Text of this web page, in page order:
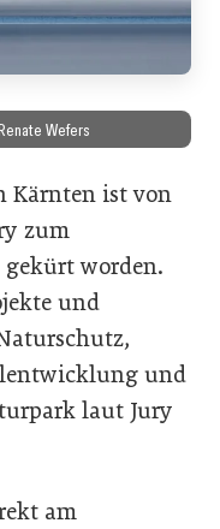
Wefers
Kärnten ist von
zum
gekürt worden.
und
und
laut Jury
am